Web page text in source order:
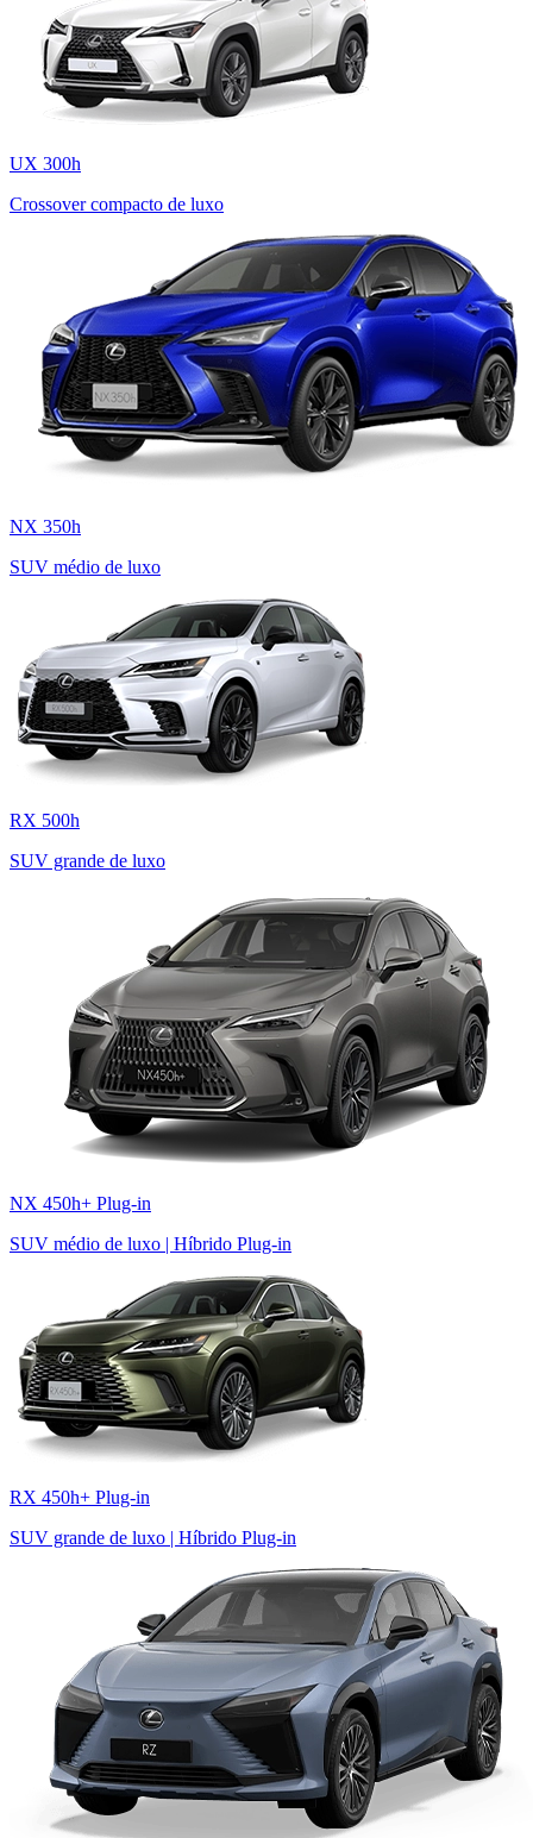
UX 300h
Crossover compacto de luxo
NX 350h
SUV médio de luxo
RX 500h
SUV grande de luxo
NX 450h+ Plug-in
SUV médio de luxo | Híbrido Plug-in
RX 450h+ Plug-in
SUV grande de luxo | Híbrido Plug-in